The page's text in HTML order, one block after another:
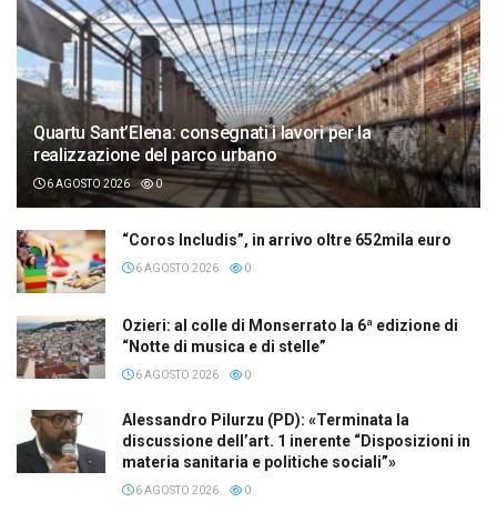
Quartu Sant’Elena: consegnati i lavori per la
realizzazione del parco urbano
6 AGOSTO 2026 0
“Coros Includis”, in arrivo oltre 652mila euro
6 AGOSTO 2026 0
Ozieri: al colle di Monserrato la 6ª edizione di
“Notte di musica e di stelle”
6 AGOSTO 2026 0
Alessandro Pilurzu (PD): «Terminata la
discussione dell’art. 1 inerente “Disposizioni in
materia sanitaria e politiche sociali”»
6 AGOSTO 2026 0